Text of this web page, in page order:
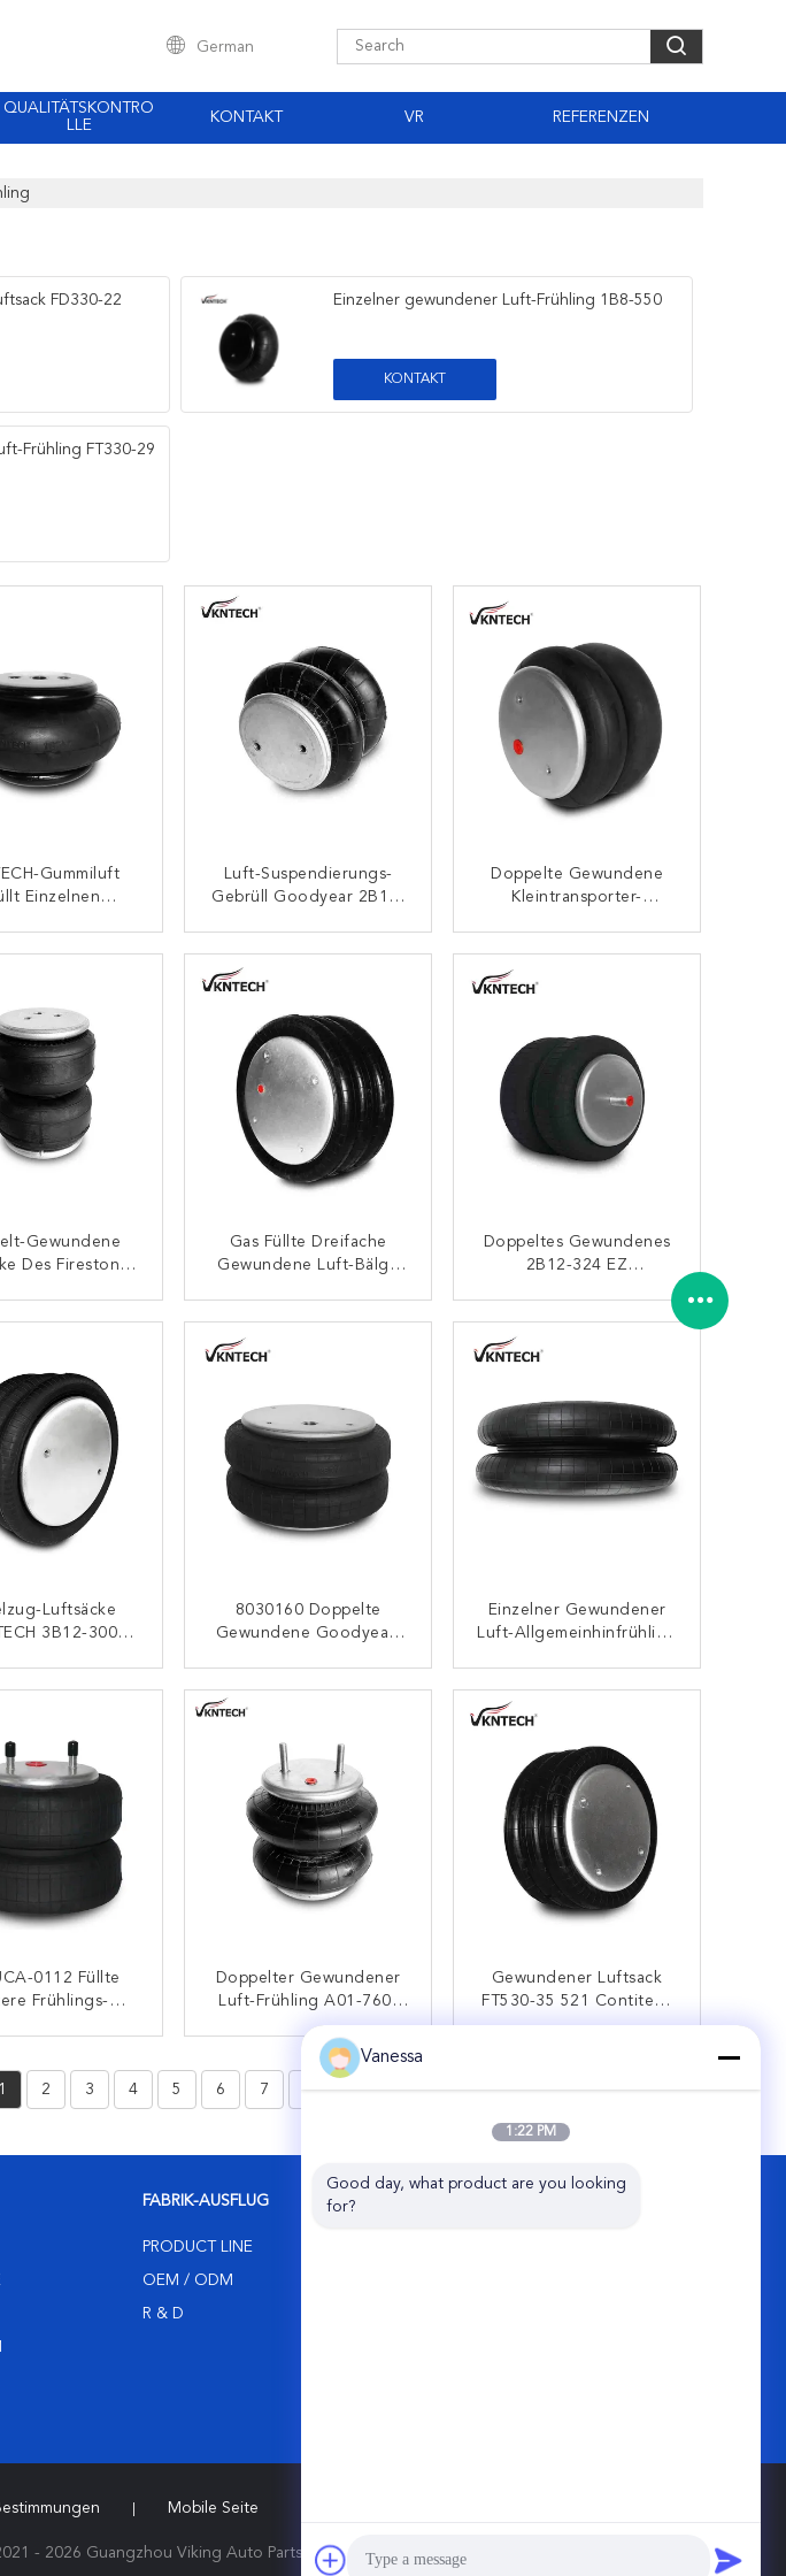
German
QUALITÄTSKONTRO
LLE
KONTAKT VR REFERENZEN
FD330-22 Einzelner gewundener Luft-Frühling 1B8-550
KONTAKT
Frühling FT330-29
Gummiluft
Einzelnen
KONTAKT
Luft-Suspendierungs-
Gebrüll Goodyear 2B12-
KONTAKT
Doppelte Gewundene
Kleintransporter-
KONTAKT
Gewundene
Des Firestone-
8003-
KONTAKT
Gas Füllte Dreifache
Gewundene Luft-Bälge
KONTAKT
Doppeltes Gewundenes
2B12-324 EZ
KONTAKT
Luftsäcke
3B12-300
KONTAKT
8030160 Doppelte
Gewundene Goodyear-
KONTAKT
Einzelner Gewundener
Luft-Allgemeinhinfrühling
KONTAKT
0112 Füllte
Frühlings-
Doppelter Gewundener
Luft-Frühling A01-760-
0335 Firestone-Airbag-
Selbstersatz 2b2600
KONTAKT
Gewundener Luftsack
FT530-35 521 Contitech
W01-358-7845 Der
1 2 3 4 5 6 7 8 >
FABRIK-AUSFLUG
PRODUCT LINE
OEM / ODM
R & D
Mobile Seite
- 2026 Guangzhou Viking Auto Parts Co., Ltd.. All Rights Reserved.
Vanessa
1:22 PM
Good day, what product are you looking
for?